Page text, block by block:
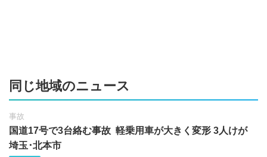
同じ地域のニュース
事故
国道17号で3台絡む事故 軽乗用車が大きく変形 3人けが
埼玉･北本市